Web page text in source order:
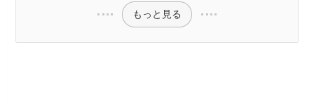
もっと見る